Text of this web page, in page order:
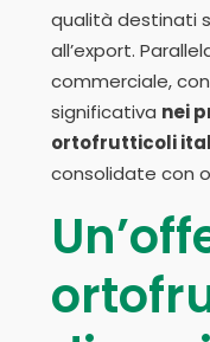
qualità destinati
all’export.
commerciale,
significativa nei
ortofrutticoli
consolidate con